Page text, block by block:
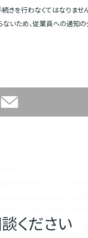
きを行わなくてはなりません
いため、従業員への通知の
ください